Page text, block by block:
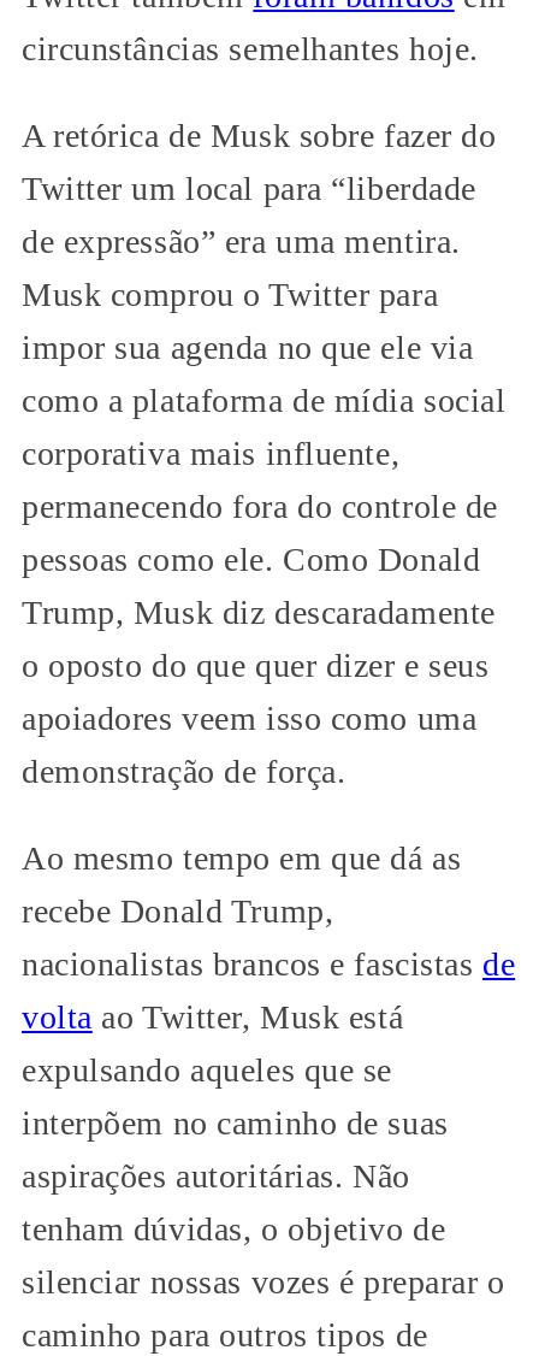
circunstâncias semelhantes hoje.
A retórica de Musk sobre fazer do
Twitter um local para “liberdade
de expressão” era uma mentira.
Musk comprou o Twitter para
impor sua agenda no que ele via
como a plataforma de mídia social
corporativa mais influente,
permanecendo fora do controle de
pessoas como ele. Como Donald
Trump, Musk diz descaradamente
o oposto do que quer dizer e seus
apoiadores veem isso como uma
demonstração de força.
Ao mesmo tempo em que dá as
recebe Donald Trump,
nacionalistas brancos e fascistas de
volta ao Twitter, Musk está
expulsando aqueles que se
interpõem no caminho de suas
aspirações autoritárias. Não
tenham dúvidas, o objetivo de
silenciar nossas vozes é preparar o
caminho para outros tipos de